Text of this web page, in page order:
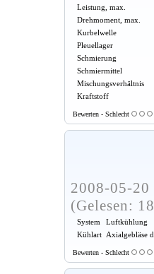
Leistung, max.
Drehmoment, max.
Kurbelwelle
Pleuellager
Schmierung
Schmiermittel
Mischungsverhältnis
Kraftstoff
Bewerten - Schlecht
2008-05-
(Gelesen:
System
Luftkühlung
Kühlart Axialgebläse
Bewerten - Schlecht